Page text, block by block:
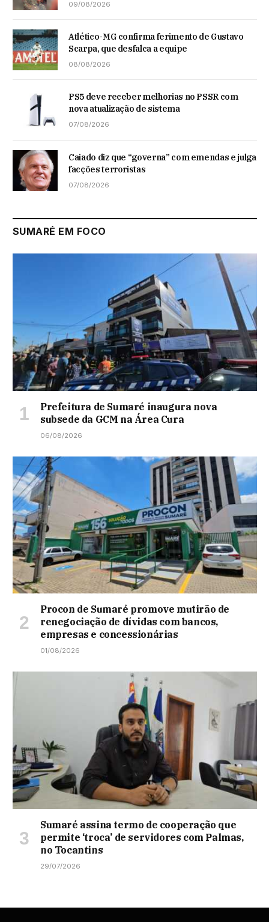
09/08/2026
Atlético-MG confirma ferimento de Gustavo
Scarpa, que desfalca a equipe
08/08/2026
PS5 deve receber melhorias no PSSR com
nova atualização de sistema
07/08/2026
Caiado diz que “governa” com emendas e julga
facções terroristas
07/08/2026
SUMARÉ EM FOCO
Prefeitura de Sumaré inaugura nova
subsede da GCM na Área Cura
06/08/2026
Procon de Sumaré promove mutirão de
renegociação de dívidas com bancos,
empresas e concessionárias
01/08/2026
Sumaré assina termo de cooperação que
permite ‘troca’ de servidores com Palmas,
no Tocantins
29/07/2026